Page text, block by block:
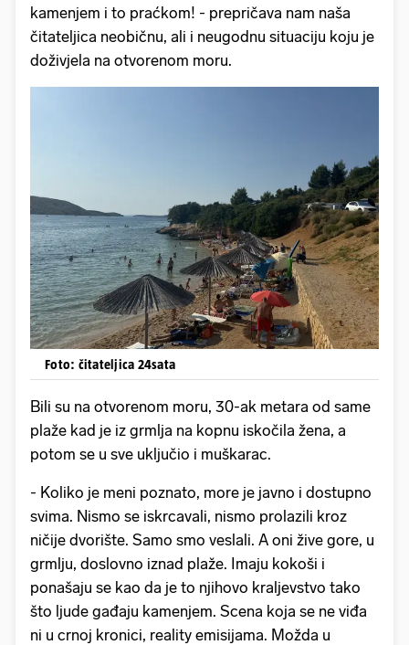
kamenjem i to praćkom! - prepričava nam naša
čitateljica neobičnu, ali i neugodnu situaciju koju je
doživjela na otvorenom moru.
Foto: čitateljica 24sata
Bili su na otvorenom moru, 30-ak metara od same
plaže kad je iz grmlja na kopnu iskočila žena, a
potom se u sve uključio i muškarac.
- Koliko je meni poznato, more je javno i dostupno
svima. Nismo se iskrcavali, nismo prolazili kroz
ničije dvorište. Samo smo veslali. A oni žive gore, u
grmlju, doslovno iznad plaže. Imaju kokoši i
ponašaju se kao da je to njihovo kraljevstvo tako
što ljude gađaju kamenjem. Scena koja se ne viđa
ni u crnoj kronici, reality emisijama. Možda u